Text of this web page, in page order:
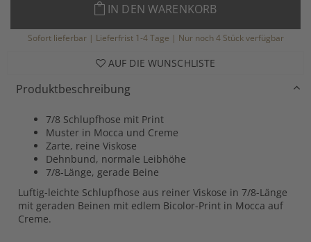
IN DEN WARENKORB
Sofort lieferbar | Lieferfrist 1-4 Tage | Nur noch 4 Stück verfügbar
AUF DIE WUNSCHLISTE
Produktbeschreibung
7/8 Schlupfhose mit Print
Muster in Mocca und Creme
Zarte, reine Viskose
Dehnbund, normale Leibhöhe
7/8-Länge, gerade Beine
Luftig-leichte Schlupfhose aus reiner Viskose in 7/8-Länge
mit geraden Beinen mit edlem Bicolor-Print in Mocca auf
Creme.